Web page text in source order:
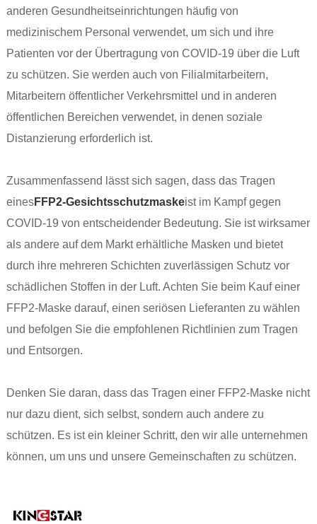
anderen Gesundheitseinrichtungen häufig von
medizinischem Personal verwendet, um sich und ihre
Patienten vor der Übertragung von COVID-19 über die Luft
zu schützen. Sie werden auch von Filialmitarbeitern,
Mitarbeitern öffentlicher Verkehrsmittel und in anderen
öffentlichen Bereichen verwendet, in denen soziale
Distanzierung erforderlich ist.
Zusammenfassend lässt sich sagen, dass das Tragen
einesFFP2-Gesichtsschutzmaskeist im Kampf gegen
COVID-19 von entscheidender Bedeutung. Sie ist wirksamer
als andere auf dem Markt erhältliche Masken und bietet
durch ihre mehreren Schichten zuverlässigen Schutz vor
schädlichen Stoffen in der Luft. Achten Sie beim Kauf einer
FFP2-Maske darauf, einen seriösen Lieferanten zu wählen
und befolgen Sie die empfohlenen Richtlinien zum Tragen
und Entsorgen.
Denken Sie daran, dass das Tragen einer FFP2-Maske nicht
nur dazu dient, sich selbst, sondern auch andere zu
schützen. Es ist ein kleiner Schritt, den wir alle unternehmen
können, um uns und unsere Gemeinschaften zu schützen.